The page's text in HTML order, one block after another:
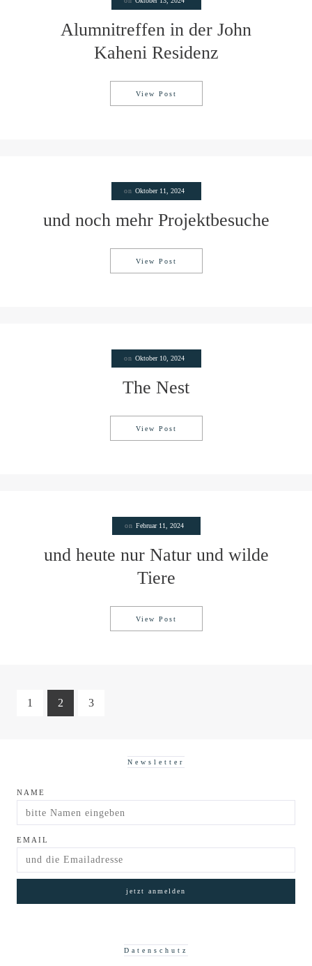
Alumnitreffen in der John
Kaheni Residenz
View Post
on Oktober 11, 2024
und noch mehr Projektbesuche
View Post
on Oktober 10, 2024
The Nest
View Post
on Februar 11, 2024
und heute nur Natur und wilde
Tiere
View Post
1 2 3
Newsletter
NAME
EMAIL
Datenschutz